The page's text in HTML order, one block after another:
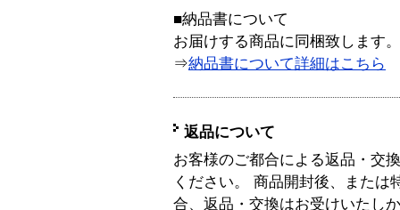
■納品書について
お届けする商品に同梱致します。
⇒納品書について詳細はこちら
返品について
お客様のご都合による返品・交
ください。 商品開封後、または
合、返品・交換はお受けいたし